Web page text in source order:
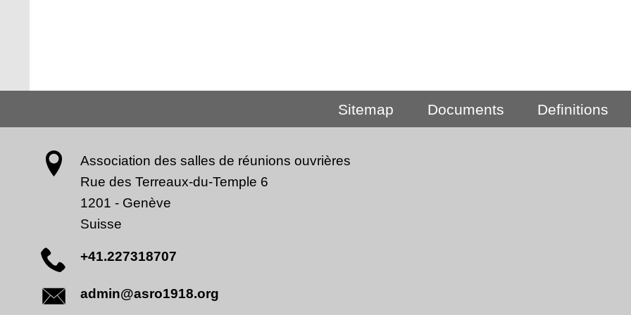
Sitemap Documents Definitions
Association des salles de réunions ouvrières
Rue des Terreaux-du-Temple 6
1201 - Genève
Suisse
+41.227318707
admin@asro1918.org